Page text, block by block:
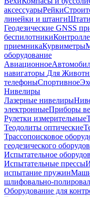
аксессуарыРейки
линейки и штанги
Геодезические GNSS
беспилотники
приемникаКурвиметры
оборудование
Авиационное
навигаторы Для
телефоныСпортивное
Нивелиры
Лазерные нивелиры
электронныеПриборы
Рулетки измерительные
Теодолиты оптические
Трассопоисковое
геодезического
Испытательное
Испытательные прессы
испытание пружин
шлифовально-
Оборудование для